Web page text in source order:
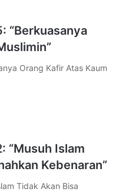
“Berkuasanya
Orang Kafir Atas Kaum
“Musuh Islam
Kebenaran”
Tidak Akan Bisa